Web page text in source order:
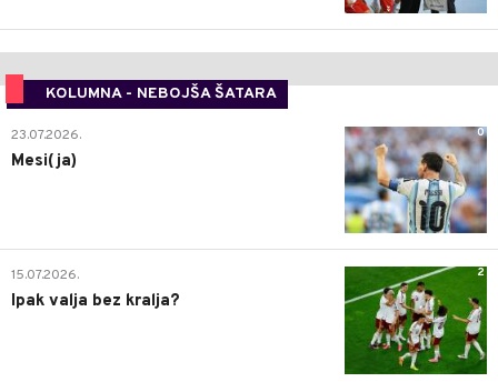
KOLUMNA - NEBOJŠA ŠATARA
0
23.07.2026.
Mesi(ja)
2
15.07.2026.
Ipak valja bez kralja?